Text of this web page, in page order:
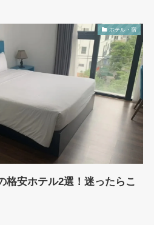
ホテル・宿
格安ホテル2選！迷ったらこ